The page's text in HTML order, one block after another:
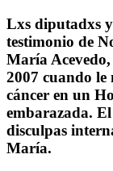
Lxs diputadxs y
testimonio de
María
2007 cuando
cáncer en un
embarazada.
disculpas
María.